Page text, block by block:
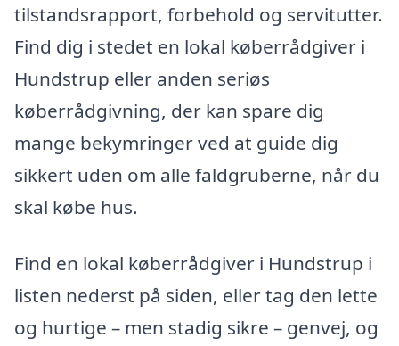
tilstandsrapport, forbehold og servitutter.
Find dig i stedet en lokal køberrådgiver i
Hundstrup eller anden seriøs
køberrådgivning, der kan spare dig
mange bekymringer ved at guide dig
sikkert uden om alle faldgruberne, når du
skal købe hus.
Find en lokal køberrådgiver i Hundstrup i
listen nederst på siden, eller tag den lette
og hurtige – men stadig sikre – genvej, og